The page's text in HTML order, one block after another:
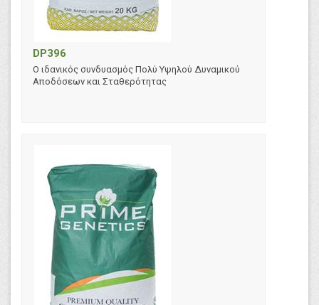
DP396
Ο ιδανικός συνδυασμός Πολύ Υψηλού Δυναμικού
Αποδόσεων και Σταθερότητας